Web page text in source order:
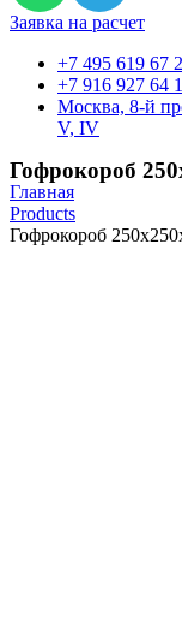
Заявка на расчет
+7 495 619 67
+7 916 927 64
Москва, 8-й
V, IV
Гофрокороб
Главная
Products
Гофрокороб